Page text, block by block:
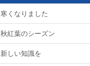
寒くなりました
秋紅葉のシーズン
新しい知識を